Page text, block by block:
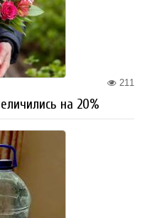
211
на 20%